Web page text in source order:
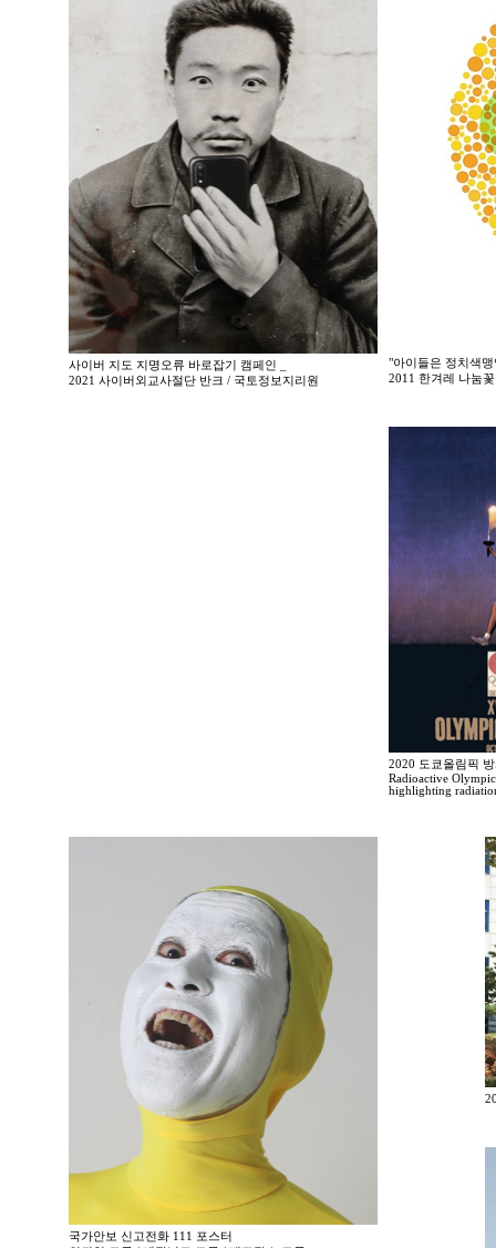
사이버 지도 지명오류 바로잡기 캠페인 _
2021 사이버외교사절단 반크 / 국토정보지리원
"아이들은 정치색
2011 한겨레 나눔
2020 도쿄올림픽
Radioactive
highlighting
국가안보 신고전화 111 포스터